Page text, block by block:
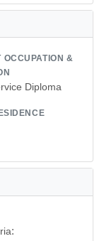
OCCUPATION &
Diploma